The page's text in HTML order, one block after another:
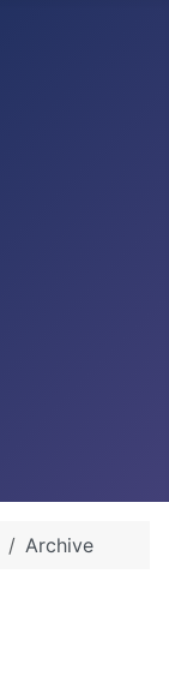
Archive